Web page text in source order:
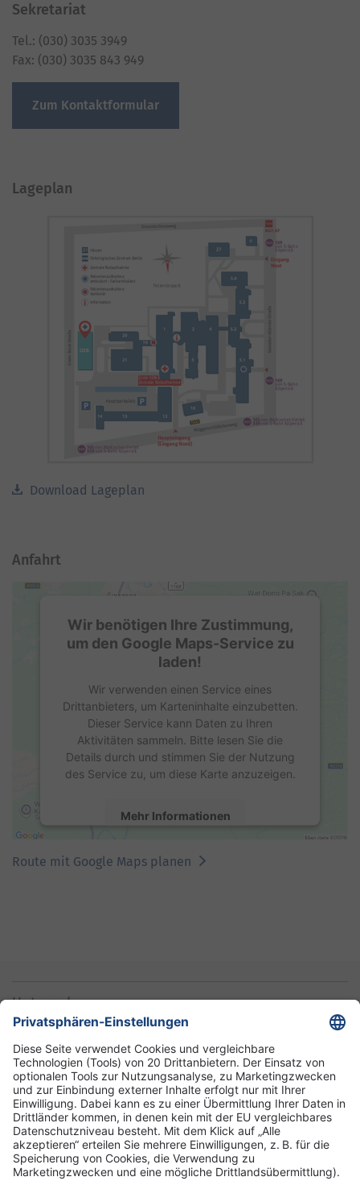
Sekretariat
Tel.: (030) 3035 3949
Fax: (030) 3035 843 949
Zum Kontaktformular
Lageplan
Download Lageplan
Anfahrt
Wir benötigen Ihre Zustimmung,
um den Google Maps-Service zu
laden!
Wir verwenden einen Service eines
Drittanbieters, um Karteninhalte einzubetten.
Dieser Service kann Daten zu Ihren
Aktivitäten sammeln. Bitte lesen Sie die
Details durch und stimmen Sie der Nutzung
des Service zu, um diese Karte anzuzeigen.
Mehr Informationen
Akzeptieren
Route mit Google Maps planen
Unternehmen
Informationen
Standorte
DRK-Schwesternschaft Berlin